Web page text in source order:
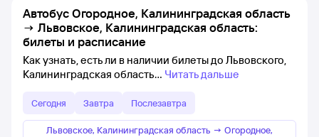
Автобус Огородное, Калининградская область
→ Львовское, Калининградская область:
билеты и расписание
Как узнать, есть ли в наличии билеты до Львовского,
Калининградская область
Читать дальше
Сегодня Завтра Послезавтра
Львовское, Калининградская область → Огородное,